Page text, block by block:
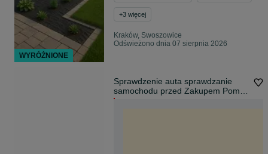
+3 więcej
Kraków, Swoszowice
Odświeżono dnia 07 sierpnia 2026
Sprawdzenie auta sprawdzanie
samochodu przed Zakupem Pomoc
w zakupie inspekcja sprawdzanie
WYRÓŻNIONE